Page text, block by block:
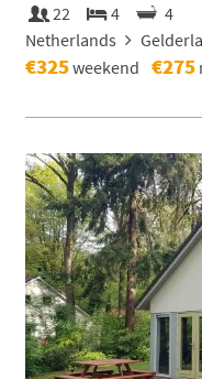
22 4
4
Netherlands
€325weekend €275